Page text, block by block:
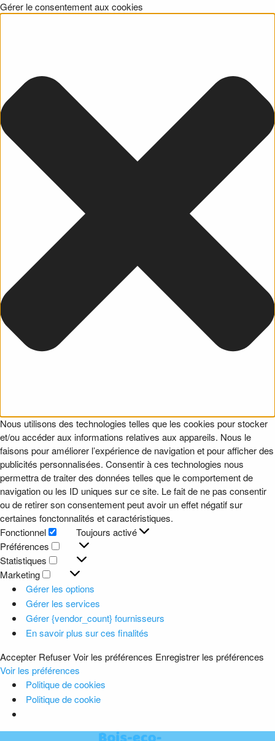
Gérer le consentement aux cookies
Nous utilisons des technologies telles que les cookies pour stocker
et/ou accéder aux informations relatives aux appareils. Nous le
faisons pour améliorer l’expérience de navigation et pour afficher des
publicités personnalisées. Consentir à ces technologies nous
permettra de traiter des données telles que le comportement de
navigation ou les ID uniques sur ce site. Le fait de ne pas consentir
ou de retirer son consentement peut avoir un effet négatif sur
certaines fonctonnalités et caractéristiques.
Fonctionnel
Fonctionnel
Toujours activé
Préférences
Préférences
Statistiques
Statistiques
Marketing
Marketing
Gérer les options
Gérer les services
Gérer {vendor_count} fournisseurs
En savoir plus sur ces finalités
Accepter RefuserVoir les préférences Enregistrer les préférences
Voir les préférences
Politique de cookies
Politique de cookie